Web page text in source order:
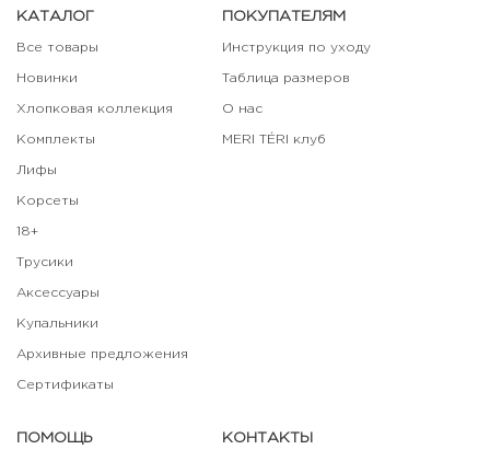
КАТАЛОГ
Все товары
Новинки
Хлопковая коллекция
Комплекты
Лифы
Корсеты
18+
Трусики
Аксессуары
Купальники
Архивные предложения
Сертификаты
ПОКУПАТЕЛЯМ
Инструкция по уходу
Таблица размеров
О нас
MERI TÉRI клуб
ПОМОЩЬ КОНТАКТЫ